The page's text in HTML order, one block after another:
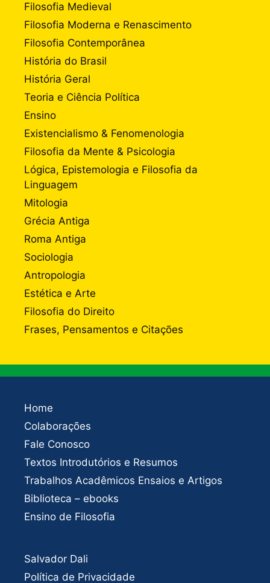
Filosofia Medieval
Filosofia Moderna e Renascimento
Filosofia Contemporânea
História do Brasil
História Geral
Teoria e Ciência Política
Ensino
Existencialismo & Fenomenologia
Filosofia da Mente & Psicologia
Lógica, Epistemologia e Filosofia da
Linguagem
Mitologia
Grécia Antiga
Roma Antiga
Sociologia
Antropologia
Estética e Arte
Filosofia do Direito
Frases, Pensamentos e Citações
Home
Colaborações
Fale Conosco
Textos Introdutórios e Resumos
Trabalhos Acadêmicos Ensaios e Artigos
Biblioteca – ebooks
Ensino de Filosofia
Salvador Dali
Política de Privacidade